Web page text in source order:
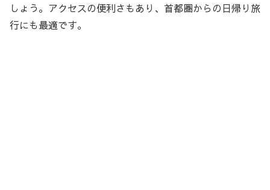
しょう。アクセスの便利さもあり、首都圏からの日帰り旅
行にも最適です。